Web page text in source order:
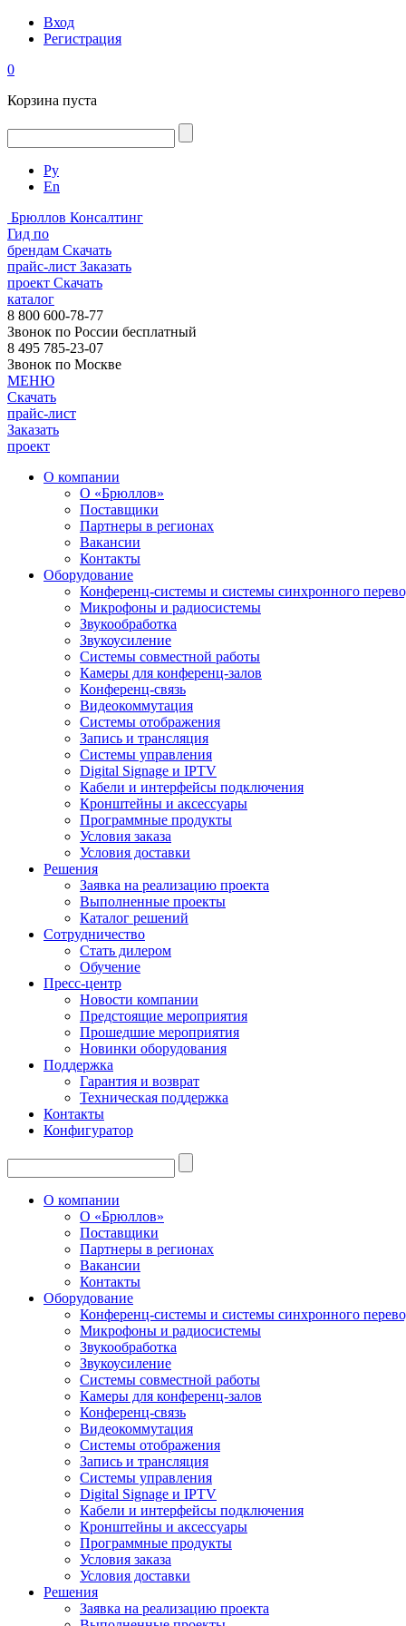
Вход
Регистрация
0
Корзина пуста
Ру
En
Брюллов Консалтинг
Гид по
брендам Скачать
прайс-лист Заказать
проект Скачать
каталог
8 800 600-78-77
Звонок по России бесплатный
8 495 785-23-07
Звонок по Москве
МЕНЮ
Скачать
прайс-лист
Заказать
проект
О компании
О «Брюллов»
Поставщики
Партнеры в регионах
Вакансии
Контакты
Оборудование
Конференц-системы и системы синхронного
Микрофоны и радиосистемы
Звукообработка
Звукоусиление
Системы совместной работы
Камеры для конференц-залов
Конференц-связь
Видеокоммутация
Системы отображения
Запись и трансляция
Системы управления
Digital Signage и IPTV
Кабели и интерфейсы подключения
Кронштейны и аксессуары
Программные продукты
Условия заказа
Условия доставки
Решения
Заявка на реализацию проекта
Выполненные проекты
Каталог решений
Сотрудничество
Стать дилером
Обучение
Пресс-центр
Новости компании
Предстоящие мероприятия
Прошедшие мероприятия
Новинки оборудования
Поддержка
Гарантия и возврат
Техническая поддержка
Контакты
Конфигуратор
О компании
О «Брюллов»
Поставщики
Партнеры в регионах
Вакансии
Контакты
Оборудование
Конференц-системы и системы синхронного
Микрофоны и радиосистемы
Звукообработка
Звукоусиление
Системы совместной работы
Камеры для конференц-залов
Конференц-связь
Видеокоммутация
Системы отображения
Запись и трансляция
Системы управления
Digital Signage и IPTV
Кабели и интерфейсы подключения
Кронштейны и аксессуары
Программные продукты
Условия заказа
Условия доставки
Решения
Заявка на реализацию проекта